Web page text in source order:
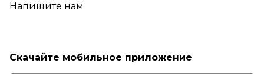
Напишите нам
Скачайте мобильное приложение